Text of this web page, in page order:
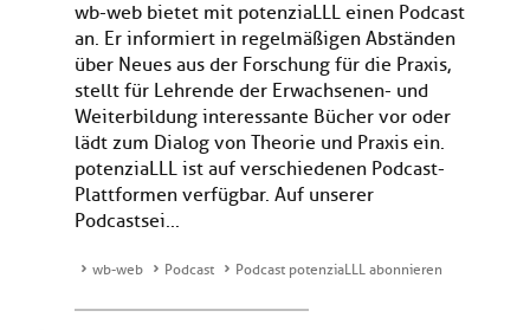
wb-web bietet mit potenziaLLL einen Podcast
an. Er informiert in regelmäßigen Abständen
über Neues aus der Forschung für die Praxis,
stellt für Lehrende der Erwachsenen- und
Weiterbildung interessante Bücher vor oder
lädt zum Dialog von Theorie und Praxis ein.
potenziaLLL ist auf verschiedenen Podcast-
Plattformen verfügbar. Auf unserer
Podcastsei...
wb-web Podcast Podcast potenziaLLL abonnieren